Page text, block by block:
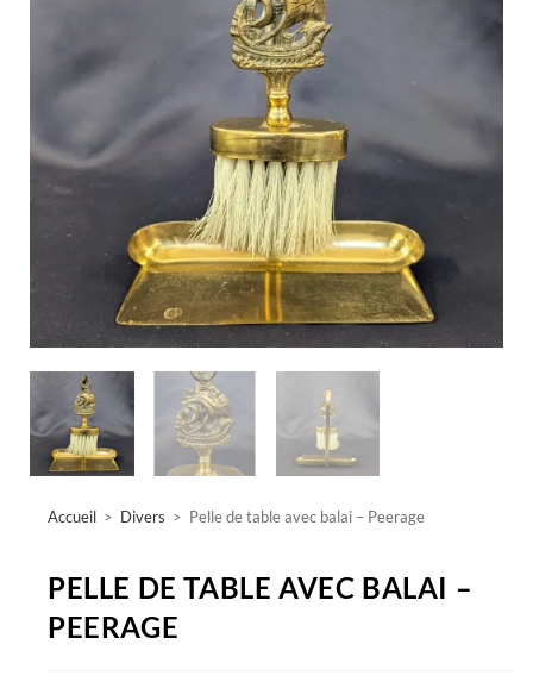
Accueil > Divers > Pelle de table avec balai – Peerage
PELLE DE TABLE AVEC BALAI –
PEERAGE